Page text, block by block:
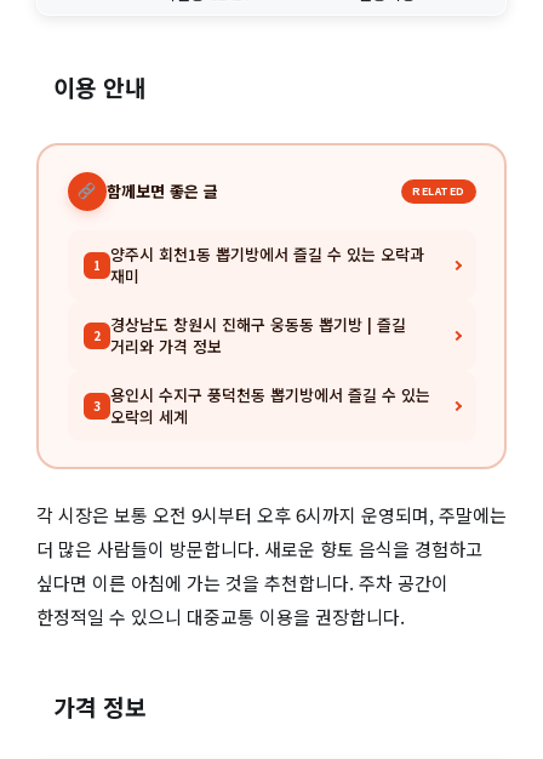
이용 안내
함께보면 좋은 글 RELATED
1 양주시 회천1동 뽑기방에서 즐길 수 있는 오락과
재미
2 경상남도 창원시 진해구 웅동동 뽑기방 | 즐길
거리와 가격 정보
3 용인시 수지구 풍덕천동 뽑기방에서 즐길 수 있는
오락의 세계
각 시장은 보통 오전 9시부터 오후 6시까지 운영되며, 주말에는
더 많은 사람들이 방문합니다. 새로운 향토 음식을 경험하고
싶다면 이른 아침에 가는 것을 추천합니다. 주차 공간이
한정적일 수 있으니 대중교통 이용을 권장합니다.
가격 정보